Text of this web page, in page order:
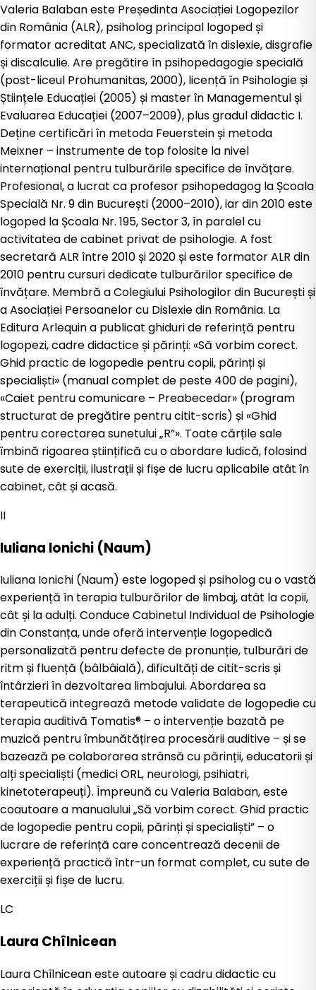
Valeria Balaban este Președinta Asociației Logopezilor
din România (ALR), psiholog principal logoped și
formator acreditat ANC, specializată în dislexie, disgrafie
și discalculie. Are pregătire în psihopedagogie specială
(post-liceul Prohumanitas, 2000), licență în Psihologie și
Științele Educației (2005) și master în Managementul și
Evaluarea Educației (2007–2009), plus gradul didactic I.
Deține certificări în metoda Feuerstein și metoda
Meixner – instrumente de top folosite la nivel
internațional pentru tulburările specifice de învățare.
Profesional, a lucrat ca profesor psihopedagog la Școala
Specială Nr. 9 din București (2000–2010), iar din 2010 este
logoped la Școala Nr. 195, Sector 3, în paralel cu
activitatea de cabinet privat de psihologie. A fost
secretară ALR între 2010 și 2020 și este formator ALR din
2010 pentru cursuri dedicate tulburărilor specifice de
învățare. Membră a Colegiului Psihologilor din București și
a Asociației Persoanelor cu Dislexie din România. La
Editura Arlequin a publicat ghiduri de referință pentru
logopezi, cadre didactice și părinți: «Să vorbim corect.
Ghid practic de logopedie pentru copii, părinți și
specialiști» (manual complet de peste 400 de pagini),
«Caiet pentru comunicare – Preabecedar» (program
structurat de pregătire pentru citit-scris) și «Ghid
pentru corectarea sunetului „R”». Toate cărțile sale
îmbină rigoarea științifică cu o abordare ludică, folosind
sute de exerciții, ilustrații și fișe de lucru aplicabile atât în
cabinet, cât și acasă.
II
Iuliana Ionichi (Naum)
Iuliana Ionichi (Naum) este logoped și psiholog cu o vastă
experiență în terapia tulburărilor de limbaj, atât la copii,
cât și la adulți. Conduce Cabinetul Individual de Psihologie
din Constanța, unde oferă intervenție logopedică
personalizată pentru defecte de pronunție, tulburări de
ritm și fluență (bâlbâială), dificultăți de citit-scris și
întârzieri în dezvoltarea limbajului. Abordarea sa
terapeutică integrează metode validate de logopedie cu
terapia auditivă Tomatis® – o intervenție bazată pe
muzică pentru îmbunătățirea procesării auditive – și se
bazează pe colaborarea strânsă cu părinții, educatorii și
alți specialiști (medici ORL, neurologi, psihiatri,
kinetoterapeuți). Împreună cu Valeria Balaban, este
coautoare a manualului „Să vorbim corect. Ghid practic
de logopedie pentru copii, părinți și specialiști” – o
lucrare de referință care concentrează decenii de
experiență practică într-un format complet, cu sute de
exerciții și fișe de lucru.
LC
Laura Chîlnicean
Laura Chîlnicean este autoare și cadru didactic cu